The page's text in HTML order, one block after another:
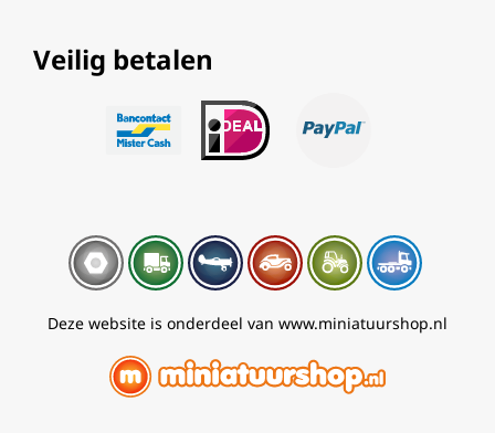
Veilig betalen
Deze website is onderdeel van www.miniatuurshop.nl